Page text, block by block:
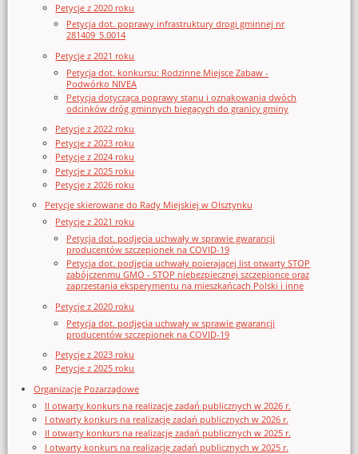
Petycje z 2020 roku
Petycja dot. poprawy infrastruktury drogi gminnej nr
281409_5.0014
Petycje z 2021 roku
Petycja dot. konkursu: Rodzinne Miejsce Zabaw -
Podwórko NIVEA
Petycja dotycząca poprawy stanu i oznakowania dwóch
odcinków dróg gminnych biegących do granicy gminy
Petycje z 2022 roku
Petycje z 2023 roku
Petycje z 2024 roku
Petycje z 2025 roku
Petycje z 2026 roku
Petycje skierowane do Rady Miejskiej w Olsztynku
Petycje z 2021 roku
Petycja dot. podjęcia uchwały w sprawie gwarancji
producentów szczepionek na COVID-19
Petycja dot. podjęcia uchwały poierającej list otwarty STOP
zabójczenmu GMO - STOP niebezpiecznej szczepionce oraz
zaprzestania eksperymentu na mieszkańcach Polski i inne
Petycje z 2020 roku
Petycja dot. podjęcia uchwały w sprawie gwarancji
producentów szczepionek na COVID-19
Petycje z 2023 roku
Petycje z 2025 roku
Organizacje Pozarządowe
II otwarty konkurs na realizację zadań publicznych w 2026 r.
I otwarty konkurs na realizację zadań publicznych w 2026 r.
II otwarty konkurs na realizację zadań publicznych w 2025 r.
I otwarty konkurs na realizację zadań publicznych w 2025 r.